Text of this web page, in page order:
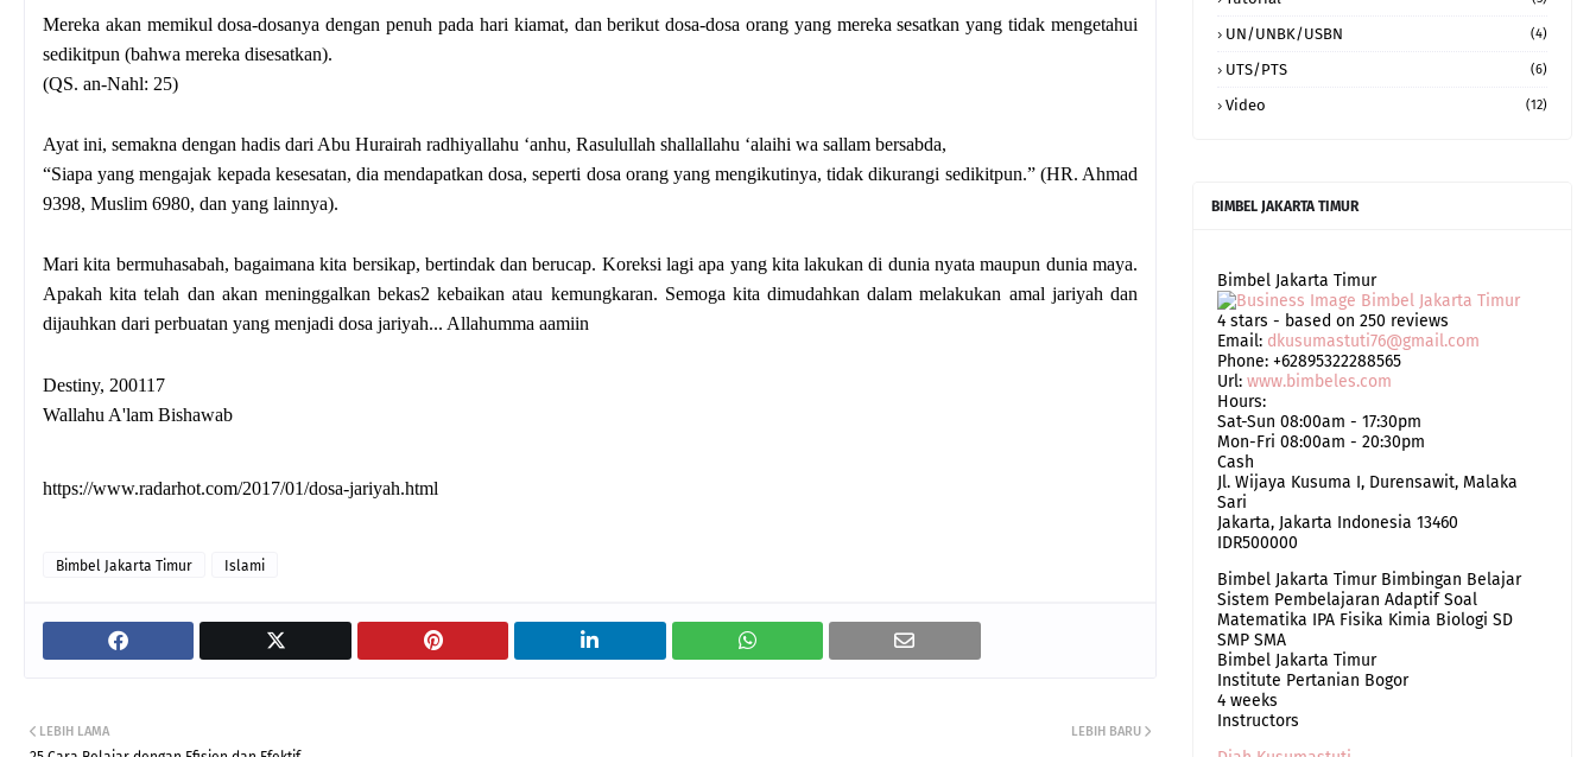
Mereka akan memikul dosa-dosanya dengan penuh pada hari kiamat, dan berikut dosa-dosa orang yang mereka sesatkan yang tidak mengetahui
sedikitpun (bahwa mereka disesatkan).
(QS. an-Nahl: 25)
Ayat ini, semakna dengan hadis dari Abu Hurairah radhiyallahu ‘anhu, Rasulullah shallallahu ‘alaihi wa sallam bersabda,
“Siapa yang mengajak kepada kesesatan, dia mendapatkan dosa, seperti dosa orang yang mengikutinya, tidak dikurangi sedikitpun.” (HR. Ahmad
9398, Muslim 6980, dan yang lainnya).
Mari kita bermuhasabah, bagaimana kita bersikap, bertindak dan berucap. Koreksi lagi apa yang kita lakukan di dunia nyata maupun dunia maya.
Apakah kita telah dan akan meninggalkan bekas2 kebaikan atau kemungkaran. Semoga kita dimudahkan dalam melakukan amal jariyah dan
dijauhkan dari perbuatan yang menjadi dosa jariyah... Allahumma aamiin
Destiny, 200117
Wallahu A'lam Bishawab
https://www.radarhot.com/2017/01/dosa-jariyah.html
Bimbel Jakarta Timur Islami
LEBIH BARU
LEBIH LAMA
UN/UNBK/USBN (4)
UTS/PTS (6)
Video (12)
BIMBEL JAKARTA TIMUR
Bimbel Jakarta Timur
4 stars - based on 250 reviews
Email: dkusumastuti76@gmail.com
Phone: +62895322288565
Url: www.bimbeles.com
Hours:
Sat-Sun 08:00am - 17:30pm
Mon-Fri 08:00am - 20:30pm
Cash
Jl. Wijaya Kusuma I, Durensawit, Malaka
Sari
Jakarta, Jakarta Indonesia 13460
IDR500000
Bimbel Jakarta Timur Bimbingan Belajar
Sistem Pembelajaran Adaptif Soal
Matematika IPA Fisika Kimia Biologi SD
SMP SMA
Bimbel Jakarta Timur
Institute Pertanian Bogor
4 weeks
Instructors